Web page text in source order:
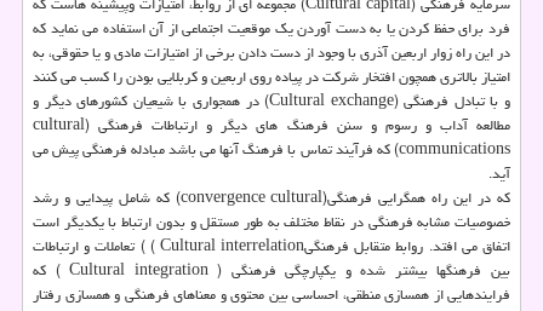
فرد برای حفظ كردن یا به دست آوردن یك موقعیت اجتماعی از آن استفاده می نماید كه
در این راه زوار اربعین آذری با وجود از دست دادن برخی از امتیازات مادی و یا حقوقی، به
امتیاز بالاتری همچون افتخار شركت در پیاده روی اربعین و كربلایی بودن را كسب می كنند
و با تبادل فرهنگی (Cultural exchange) در همجواری با شیعیان كشورهای دیگر و
مطالعه آداب و رسوم و سنن فرهنگ های دیگر و ارتباطات فرهنگی (cultural
communications) كه فرآیند تماس با فرهنگ آنها می باشد مبادله فرهنگی پیش می
آید.
كه در این راه همگرایی فرهنگی(convergence cultural) كه شامل پیدایی و رشد
خصوصیات مشابه فرهنگی در نقاط مختلف به طور مستقل و بدون ارتباط با یكدیگر است
اتفاق می افتد. روابط متقابل فرهنگیCultural interrelation ) ) تعاملات و ارتباطات
بین فرهنگها بیشتر شده و یكپارچگی فرهنگی ( Cultural integration ) كه
فرایندهایی از همسازی منطقی، احساسی بین محتوی و معناهای فرهنگی و همسازی رفتار